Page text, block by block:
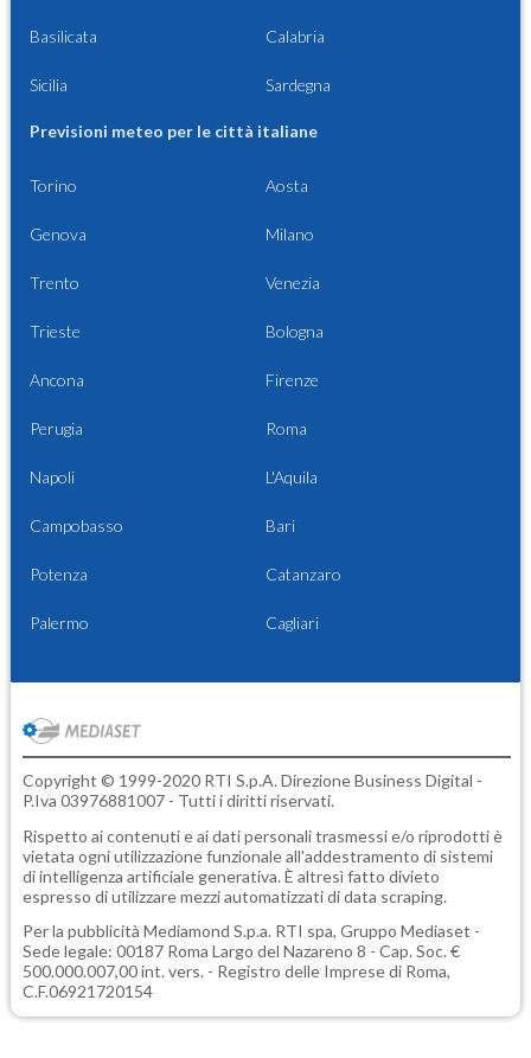
Basilicata Calabria
Sicilia Sardegna
Previsioni meteo per le città italiane
Torino Aosta
Genova Milano
Trento Venezia
Trieste Bologna
Ancona Firenze
Perugia Roma
Napoli L'Aquila
Campobasso Bari
Potenza Catanzaro
Palermo Cagliari
Copyright © 1999-2020 RTI S.p.A. Direzione Business Digital -
P.Iva 03976881007 - Tutti i diritti riservati.
Rispetto ai contenuti e ai dati personali trasmessi e/o riprodotti è
vietata ogni utilizzazione funzionale all'addestramento di sistemi
di intelligenza artificiale generativa. È altresì fatto divieto
espresso di utilizzare mezzi automatizzati di data scraping.
Per la pubblicità Mediamond S.p.a. RTI spa, Gruppo Mediaset -
Sede legale: 00187 Roma Largo del Nazareno 8 - Cap. Soc. €
500.000.007,00 int. vers. - Registro delle Imprese di Roma,
C.F.06921720154